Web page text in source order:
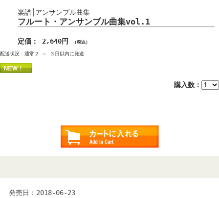
楽譜│アンサンブル曲集
フルート・アンサンブル曲集vol.1
定価： 2,640円 （税込）
配送状況：通常２ ～ ３日以内に発送
購入数：
発売日：2018-06-23